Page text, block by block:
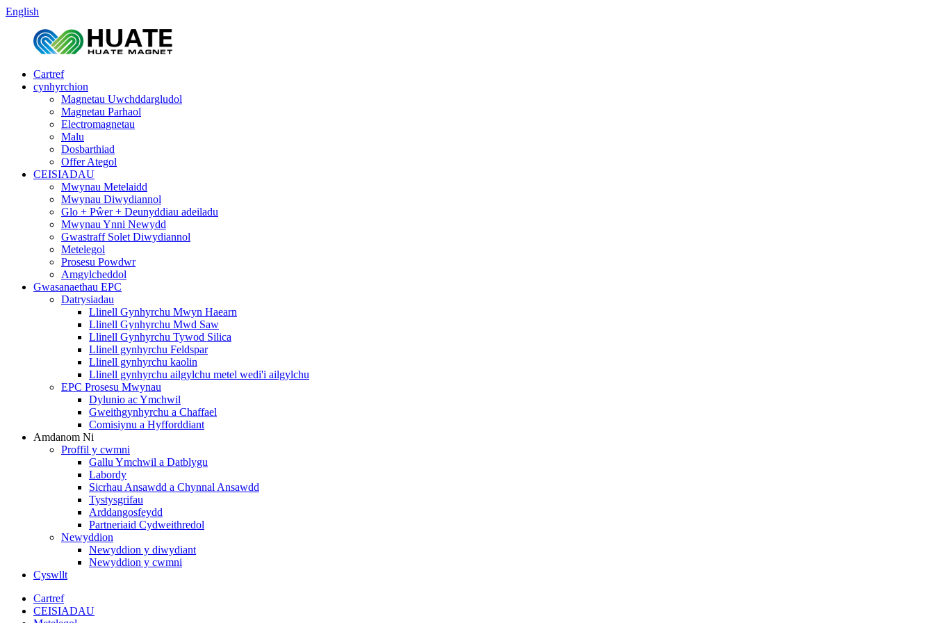
English
Cartref
cynhyrchion
Magnetau Uwchddargludol
Magnetau Parhaol
Electromagnetau
Malu
Dosbarthiad
Offer Ategol
CEISIADAU
Mwynau Metelaidd
Mwynau Diwydiannol
Glo + Pŵer + Deunyddiau adeiladu
Mwynau Ynni Newydd
Gwastraff Solet Diwydiannol
Metelegol
Prosesu Powdwr
Amgylcheddol
Gwasanaethau EPC
Datrysiadau
Llinell Gynhyrchu Mwyn Haearn
Llinell Gynhyrchu Mwd Saw
Llinell Gynhyrchu Tywod Silica
Llinell gynhyrchu Feldspar
Llinell gynhyrchu kaolin
Llinell gynhyrchu ailgylchu metel wedi'i ailgylchu
EPC Prosesu Mwynau
Dylunio ac Ymchwil
Gweithgynhyrchu a Chaffael
Comisiynu a Hyfforddiant
Amdanom Ni
Proffil y cwmni
Gallu Ymchwil a Datblygu
Labordy
Sicrhau Ansawdd a Chynnal Ansawdd
Tystysgrifau
Arddangosfeydd
Partneriaid Cydweithredol
Newyddion
Newyddion y diwydiant
Newyddion y cwmni
Cyswllt
Cartref
CEISIADAU